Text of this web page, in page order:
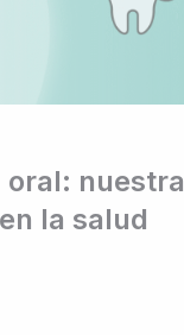
oral: nuestra
la salud